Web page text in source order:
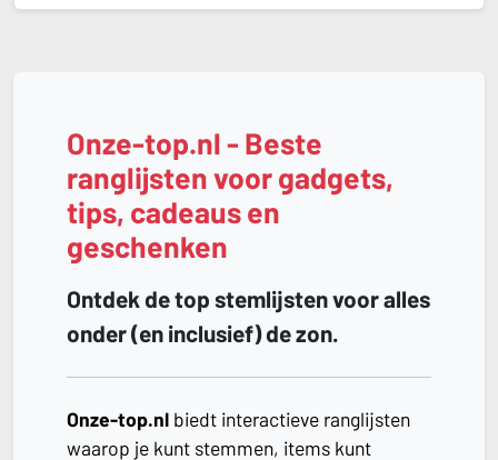
Onze-top.nl - Beste
ranglijsten voor gadgets,
tips, cadeaus en
geschenken
Ontdek de top stemlijsten voor alles
onder (en inclusief) de zon.
Onze-top.nl biedt interactieve ranglijsten
waarop je kunt stemmen, items kunt